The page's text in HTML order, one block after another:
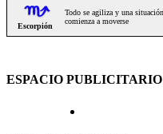
ESPACIO PUBLICITARIO